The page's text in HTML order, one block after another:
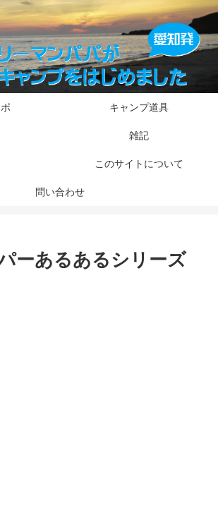
キャンプ道具
雑記
このサイトについて
問い合わせ
ーあるあるシリーズ